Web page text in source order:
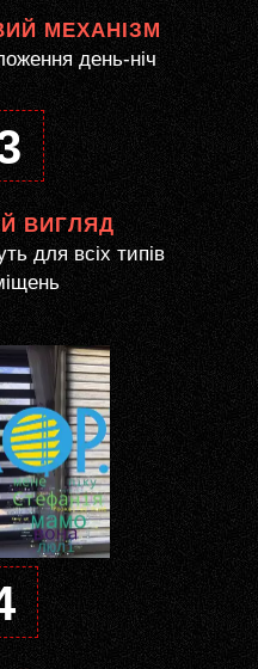
МЕХАНІЗМ
день-ніч
ВИГЛЯД
для всіх типів